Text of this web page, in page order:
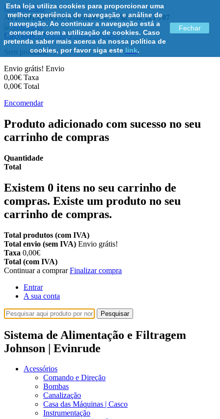
Esta loja utiliza cookies para proporcionar uma
melhor experiência de navegação e análise de
navegação. Ao continuar a navegação está a
concordar com a utilização de cookies. Caso
pretenda saber mais acerca da nossa política de
cookies, por favor siga este link.
Fechar
Contacte-nos
ATENDIMENTO COMERCIAL ☏ 932 121 707
Carrinho 0 Produto Produtos (vazio)
Sem produtos
Envio grátis! Envio
0,00€ Taxa
0,00€ Total
Encomendar
Produto adicionado com sucesso no seu
carrinho de compras
Quantidade
Total
Existem 0 itens no seu carrinho de
compras. Existe um produto no seu
carrinho de compras.
Total produtos (com IVA)
Total envio (sem IVA) Envio grátis!
Taxa 0,00€
Total (com IVA)
Continuar a comprarFinalizar compra
Entrar
A sua conta
Pesquisar
Sistema de Alimentação e Filtragem
Johnson | Evinrude
Acessórios
Comando e Direção
Bombas
Canalização
Casa das Máquinas | Casco
Instrumentação